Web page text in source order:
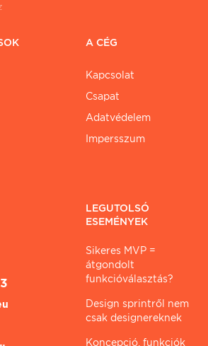
A CÉG
Kapcsolat
Csapat
Adatvédelem
Impersszum
LEGUTOLSÓ
ESEMÉNYEK
Sikeres MVP =
átgondolt
funkcióválasztás?
Design sprintről nem
csak designereknek
Koncepció, funkciók